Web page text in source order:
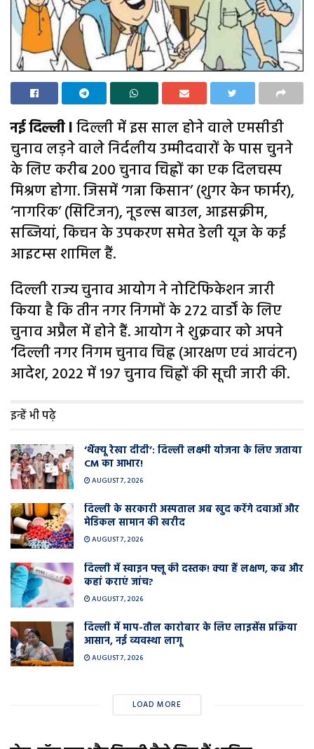
नई दिल्ली lदिल्ली में इस साल होने वाले एमसीडी
चुनाव लड़ने वाले निर्दलीय उम्मीदवारों के पास चुनने
के लिए करीब 200 चुनाव चिह्नों का एक दिलचस्प
मिश्रण होगा. जिसमें ‘गन्ना किसान’ (शुगर केन फार्मर),
‘नागरिक’ (सिटिजन), नूडल्स बाउल, आइसक्रीम,
सब्जियां, किचन के उपकरण समेत डेली यूज के कई
आइटम्स शामिल हैं.
दिल्ली राज्य चुनाव आयोग ने नोटिफिकेशन जारी
किया है कि तीन नगर निगमों के 272 वार्डों के लिए
चुनाव अप्रैल में होने हैं. आयोग ने शुक्रवार को अपने
‘दिल्ली नगर निगम चुनाव चिह्न (आरक्षण एवं आवंटन)
आदेश, 2022 में 197 चुनाव चिह्नों की सूची जारी की.
इन्हें भी पढ़े
‘थैंक्यू रेखा दीदी’: दिल्ली लक्ष्मी योजना के लिए जताया
CM का आभार!
AUGUST 7, 2026
दिल्ली के सरकारी अस्पताल अब खुद करेंगे दवाओं और
मेडिकल सामान की खरीद
AUGUST 7, 2026
दिल्ली में स्वाइन फ्लू की दस्तक! क्या हैं लक्षण, कब और
कहां कराएं जांच?
AUGUST 7, 2026
दिल्ली में माप-तौल कारोबार के लिए लाइसेंस प्रक्रिया
आसान, नई व्यवस्था लागू
AUGUST 7, 2026
LOAD MORE